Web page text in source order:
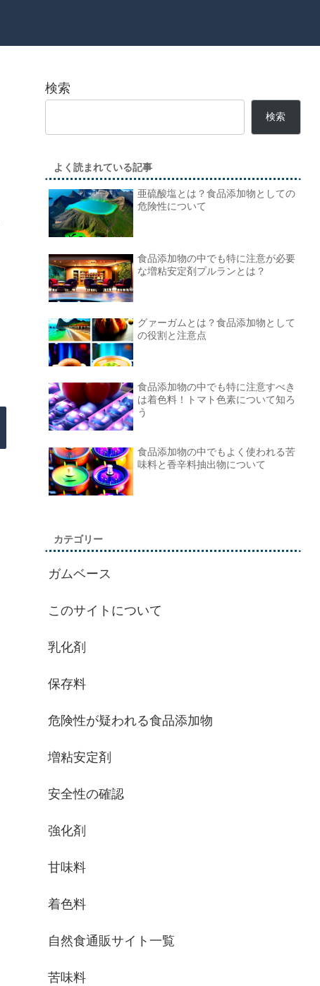
検索
検索
よく読まれている記事
亜硫酸塩とは？食品添加物としての
危険性について
食品添加物の中でも特に注意が必要
な増粘安定剤プルランとは？
グァーガムとは？食品添加物として
の役割と注意点
食品添加物の中でも特に注意すべき
は着色料！トマト色素について知ろ
う
食品添加物の中でもよく使われる苦
味料と香辛料抽出物について
カテゴリー
ガムベース
このサイトについて
乳化剤
保存料
危険性が疑われる食品添加物
増粘安定剤
安全性の確認
強化剤
甘味料
着色料
自然食通販サイト一覧
苦味料